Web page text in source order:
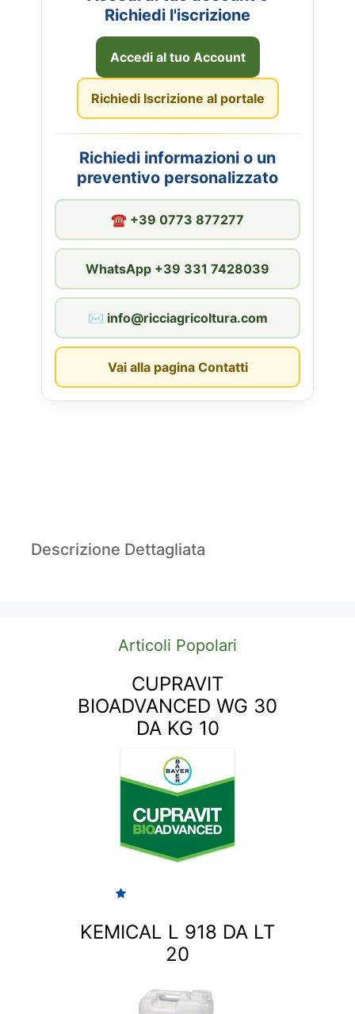
Richiedi l'iscrizione
Accedi al tuo Account
Richiedi Iscrizione al portale
Richiedi informazioni o un
preventivo personalizzato
☎︎ +39 0773 877277
WhatsApp +39 331 7428039
✉︎ info@ricciagricoltura.com
Vai alla pagina Contatti
Descrizione Dettagliata
Articoli Popolari
CUPRAVIT
BIOADVANCED WG 30
DA KG 10
KEMICAL L 918 DA LT
20